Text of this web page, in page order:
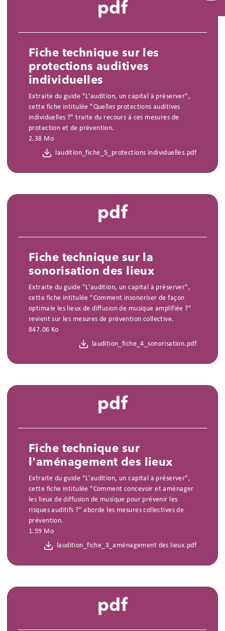
pdf
Fiche technique sur les
protections auditives
individuelles
Extraite du guide "L'audition, un capital à préserver",
cette fiche intitulée "Quelles protections auditives
individuelles ?" traite du recours à ces mesures de
protection et de prévention.
2.38 Mo
laudition_fiche_5_protections individuelles.pdf
pdf
Fiche technique sur la
sonorisation des lieux
Extraite du guide "L'audition, un capital à préserver",
cette fiche intitulée "Comment insonoriser de façon
optimale les lieux de diffusion de musique amplifiée ?"
revient sur les mesures de prévention collective.
847.06 Ko
laudition_fiche_4_sonorisation.pdf
pdf
Fiche technique sur
l'aménagement des lieux
Extraite du guide "L'audition, un capital à préserver",
cette fiche intitulée "Comment concevoir et aménager
les lieux de diffusion de musique pour prévenir les
risques auditifs ?" aborde les mesures collectives de
prévention.
1.59 Mo
laudition_fiche_3_aménagement des lieux.pdf
pdf